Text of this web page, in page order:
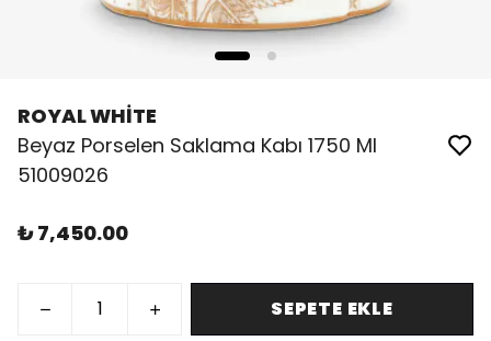
ROYAL WHİTE
Beyaz Porselen Saklama Kabı 1750 Ml
51009026
₺ 7,450.00
SEPETE EKLE